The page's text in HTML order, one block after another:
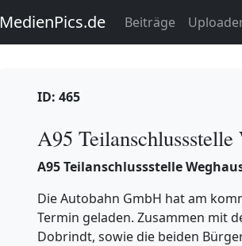
MedienPics.de Beiträge
ID: 465
A95
A95 Teilanschlussstelle
Die Autobahn GmbH hat am
Termin geladen. Zusammen mit
Dobrindt, sowie die beiden